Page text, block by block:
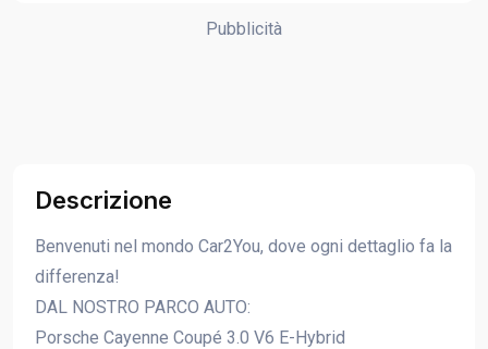
Pubblicità
Descrizione
Benvenuti nel mondo Car2You, dove ogni dettaglio fa la
differenza!
DAL NOSTRO PARCO AUTO:
Porsche Cayenne Coupé 3.0 V6 E-Hybrid